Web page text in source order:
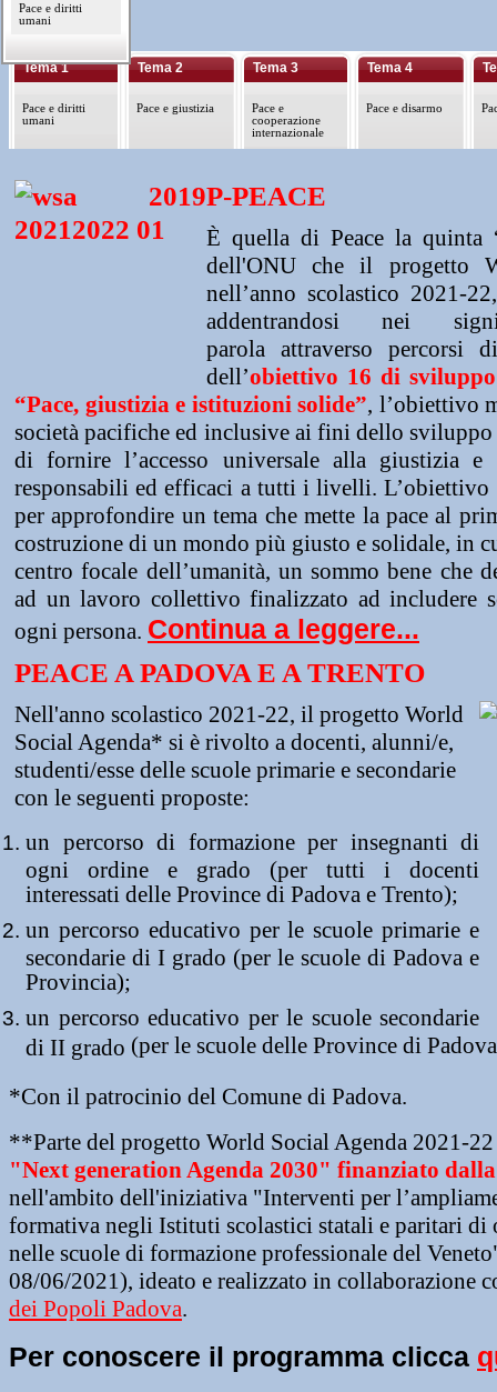
Tema 2
Tema 1
Pace e diritti
umani
Tema 2
Pace e giustizia
Tema 3
Pace e
cooperazione
internazionale
Tema 4
Pace e disarmo
P-PEACE
È quella di Peace la quinta
dell'ONU che il progetto
nell’anno scolastico 2021-
addentrandosi nei
parola attraverso percorsi
dell’obiettivo 16 di
“Pace, giustizia e istituzioni solide”, l’obiettivo
società pacifiche ed inclusive ai fini dello
di fornire l’accesso universale alla giustizia
responsabili ed efficaci a tutti i livelli. L’obiettivo
per approfondire un tema che mette la pace al
costruzione di un mondo più giusto e solidale, in
centro focale dell’umanità, un sommo bene che
ad un lavoro collettivo finalizzato ad includere
ogni persona. Continua a leggere...
PEACE A PADOVA E A TRENTO
Nell'anno scolastico 2021-22, il progetto World
Social Agenda* si è rivolto a docenti, alunni/e,
studenti/esse delle scuole primarie e secondarie
con le seguenti proposte:
un percorso di formazione per insegnanti di
ogni ordine e grado (per tutti i docenti
interessati delle Province di Padova e Trento);
un percorso educativo per le scuole primarie e
secondarie di I grado (per le scuole di Padova e
Provincia);
un percorso educativo per le scuole secondarie
di II grado (per le scuole delle Province di
*Con il patrocinio del Comune di Padova.
**Parte del progetto World Social Agenda 2021-
"Next generation Agenda 2030" finanziato dalla
nell'ambito dell'iniziativa "Interventi per
formativa negli Istituti scolastici statali e paritari di
nelle scuole di formazione professionale del
08/06/2021), ideato e realizzato in collaborazione
dei Popoli Padova.
Per conoscere il programma clicca